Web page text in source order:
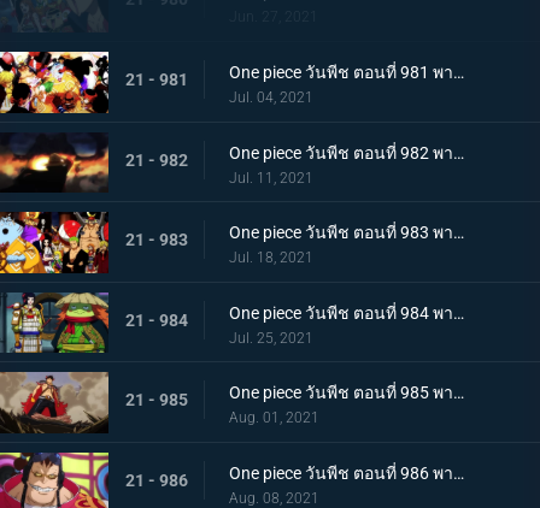
Jun. 27, 2021
21 - 981 One piece วันพีช ตอนที่ 981 พากย์ไทย พวกพ้องคนใหม่! ชายชาตรีแห่งท้องทะเล จินเบ!
Jul. 04, 2021
21 - 982 One piece วันพีช ตอนที่ 982 พากย์ไทย ไพ่ตายของไคโด หกล่องนภาปรากฏตัว
Jul. 11, 2021
21 - 983 One piece วันพีช ตอนที่ 983 พากย์ไทย เหล่าซามูไรเอาจริง! ขึ้นฝั่งเกาะโอนิกาชิมะ
Jul. 18, 2021
21 - 984 One piece วันพีช ตอนที่ 984 พากย์ไทย ลูฟี่อาละวาด ลอบเข้างานเลี้ยงของไคโด
Jul. 25, 2021
21 - 985 One piece วันพีช ตอนที่ 985 พากย์ไทย ความรู้สึกถึงโอทามะ หนึ่งหมัดแห่งความโกรธของลูฟี่
Aug. 01, 2021
21 - 986 One piece วันพีช ตอนที่ 986 พากย์ไทย ดนตรีต่อสู้ พลังที่จู่โจมใส่ลูฟี่
Aug. 08, 2021